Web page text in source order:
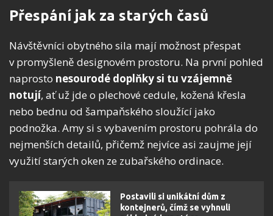
Přespání jak za starých časů
Návštěvníci obytného sila mají možnost přespat
v promyšleně designovém prostoru. Na první pohled
naprosto nesourodé doplňky si tu vzájemně
notují, ať už jde o plechové cedule, kožená křesla
nebo bednu od šampaňského sloužící jako
podnožka. Amy si s vybavením prostoru pohrála do
nejmenších detailů, přičemž nejvíce asi zaujme její
využití starých oken ze zubařského ordinace.
Postavili si unikátní dům z
kontejnerů, čímž se vyhnuli